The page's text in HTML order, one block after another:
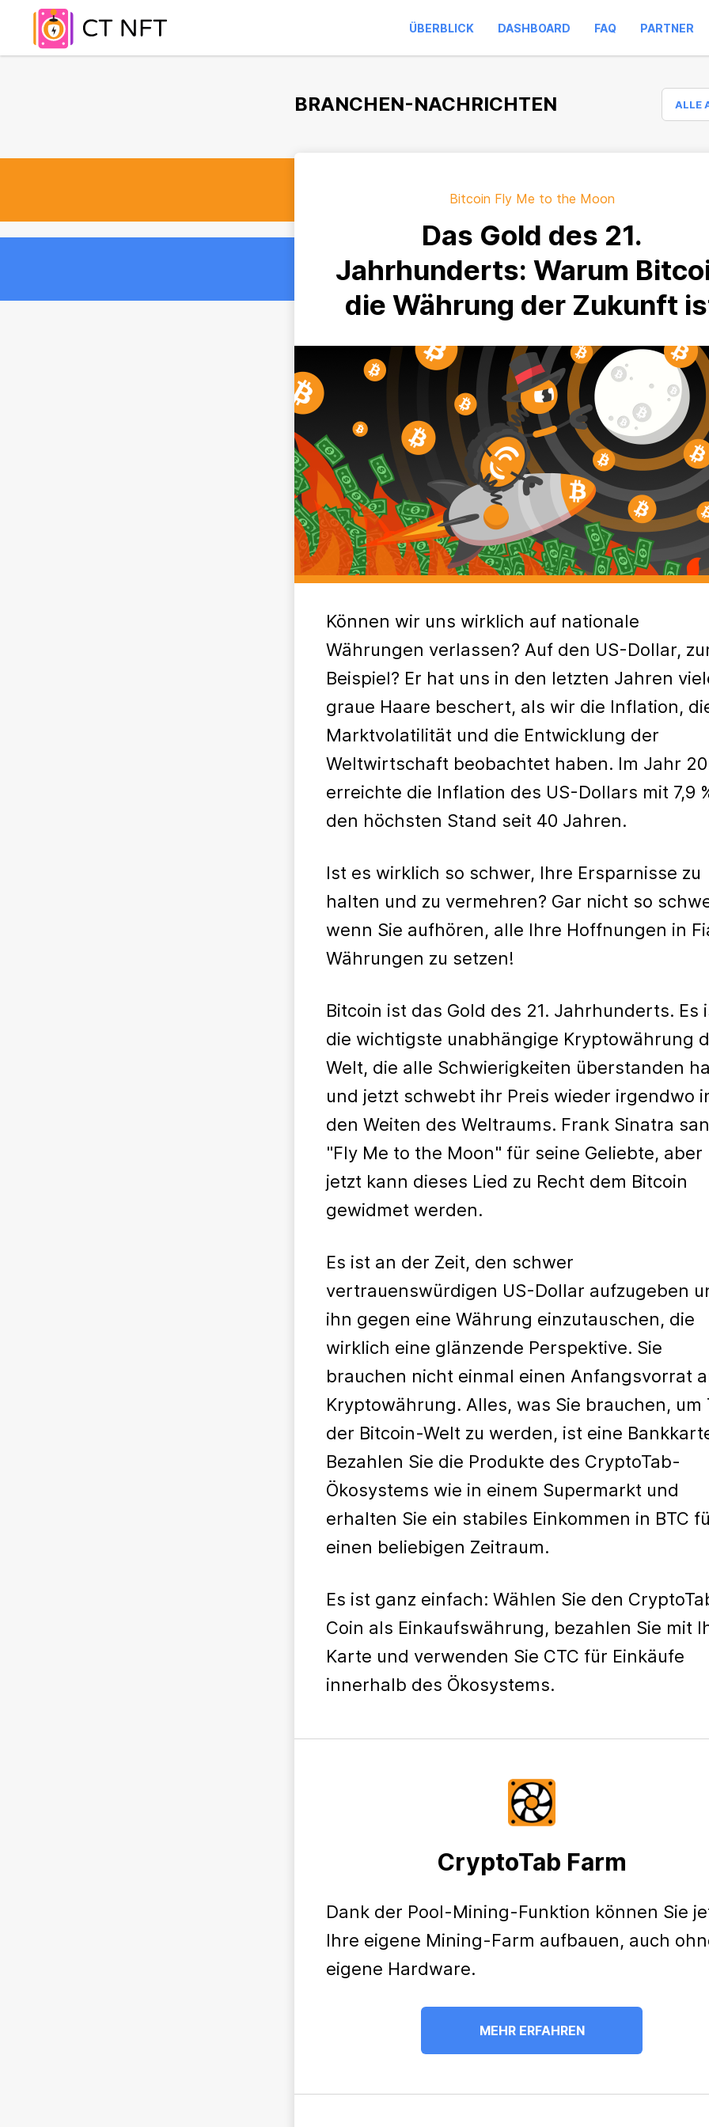
ÜBERBLICK DASHBOARD FAQ PARTNER
BRANCHEN-NACHRICHTEN ALLE
Bitcoin Fly Me to the Moon
Das Gold des 21.
Jahrhunderts: Warum
die Währung der Zukunft
Können wir uns wirklich auf nationale
Währungen verlassen? Auf den US-Dollar,
Beispiel? Er hat uns in den letzten Jahren
graue Haare beschert, als wir die Inflation,
Marktvolatilität und die Entwicklung der
Weltwirtschaft beobachtet haben. Im Jahr
erreichte die Inflation des US-Dollars mit 7,9
den höchsten Stand seit 40 Jahren.
Ist es wirklich so schwer, Ihre Ersparnisse zu
halten und zu vermehren? Gar nicht so
wenn Sie aufhören, alle Ihre Hoffnungen in
Währungen zu setzen!
Bitcoin ist das Gold des 21. Jahrhunderts. Es
die wichtigste unabhängige Kryptowährung
Welt, die alle Schwierigkeiten überstanden
und jetzt schwebt ihr Preis wieder irgendwo
den Weiten des Weltraums. Frank Sinatra
"Fly Me to the Moon" für seine Geliebte, aber
jetzt kann dieses Lied zu Recht dem Bitcoin
gewidmet werden.
Es ist an der Zeit, den schwer
vertrauenswürdigen US-Dollar aufzugeben
ihn gegen eine Währung einzutauschen, die
wirklich eine glänzende Perspektive. Sie
brauchen nicht einmal einen Anfangsvorrat
Kryptowährung. Alles, was Sie brauchen, um
der Bitcoin-Welt zu werden, ist eine
Bezahlen Sie die Produkte des CryptoTab-
Ökosystems wie in einem Supermarkt und
erhalten Sie ein stabiles Einkommen in BTC
einen beliebigen Zeitraum.
Es ist ganz einfach: Wählen Sie den
Coin als Einkaufswährung, bezahlen Sie mit
Karte und verwenden Sie CTC für Einkäufe
innerhalb des Ökosystems.
CryptoTab Farm
Dank der Pool-Mining-Funktion können Sie
Ihre eigene Mining-Farm aufbauen, auch
eigene Hardware.
MEHR ERFAHREN